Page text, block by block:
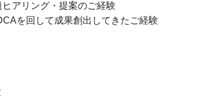
アリング・提案のご経験
を回して成果創出してきたご経験